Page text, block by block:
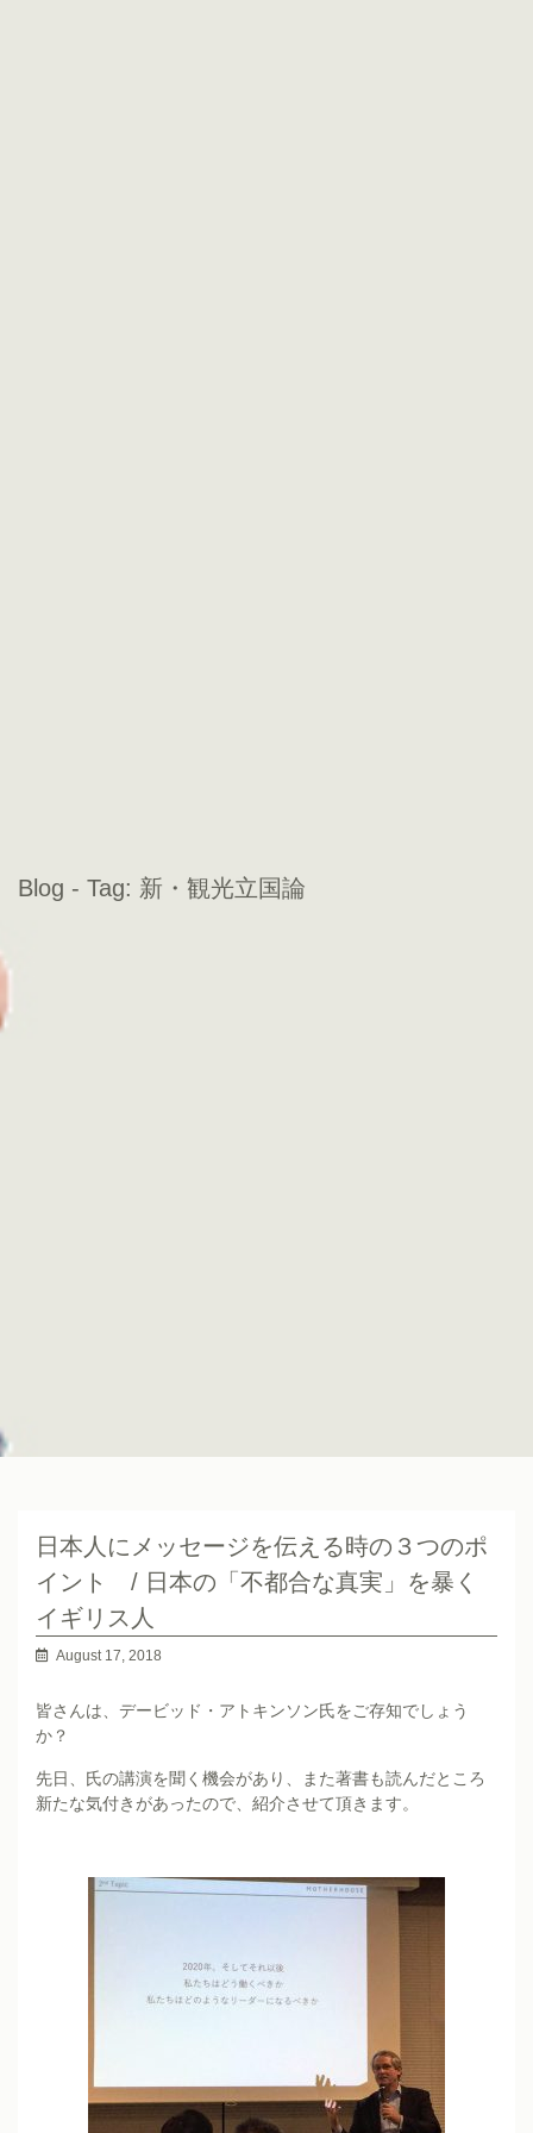
Blog - Tag: 新・観光立国論
日本人にメッセージを伝える時の３つのポ
イント / 日本の「不都合な真実」を暴く
イギリス人
August 17, 2018
皆さんは、デービッド・アトキンソン氏をご存知でしょう
か？
先日、氏の講演を聞く機会があり、また著書も読んだところ
新たな気付きがあったので、紹介させて頂きます。